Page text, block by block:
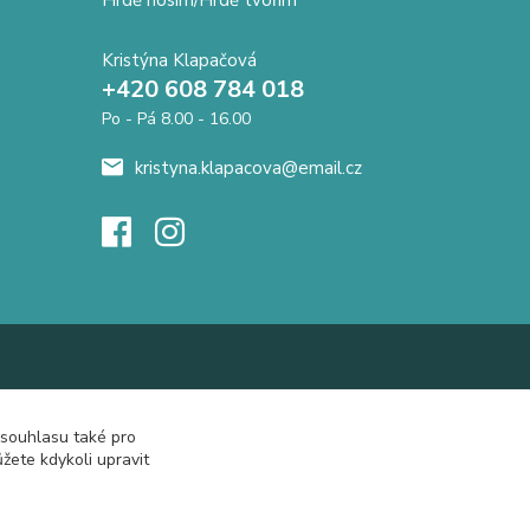
Kristýna Klapačová
+420 608 784 018
Po - Pá 8.00 - 16.00
kristyna.klapacova@email.cz
také pro
kdykoli upravit